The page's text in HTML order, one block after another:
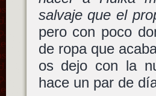
salvaje que el
pero con poco
de ropa que
os dejo con la
hace un par de